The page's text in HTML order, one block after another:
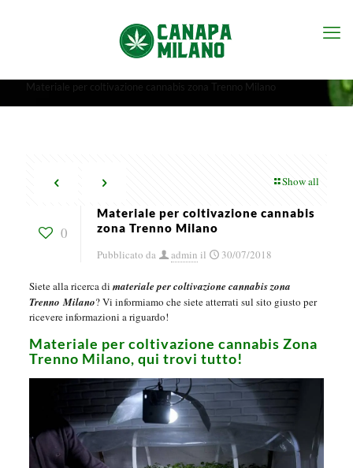
Materiale per coltivazione cannabis zona Trenno Milano
Show all
0
Materiale per coltivazione cannabis
zona Trenno Milano
Pubblicato da
admin il 30/07/2018
Siete alla ricerca di materiale per coltivazione cannabis zona
TrennoMilano? Vi informiamo che siete atterrati sul sito giusto per
ricevere informazioni a riguardo!
Materiale per coltivazione cannabis Zona
Trenno Milano, qui trovi tutto!